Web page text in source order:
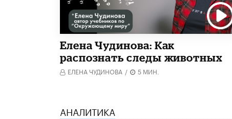
Елена Чудинова: Как
распознать следы животных
ЕЛЕНА ЧУДИНОВА / 5 МИН.
АНАЛИТИКА